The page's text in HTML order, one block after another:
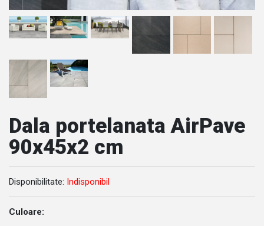
Dala portelanata AirPave
90x45x2 cm
Disponibilitate: Indisponibil
Culoare: